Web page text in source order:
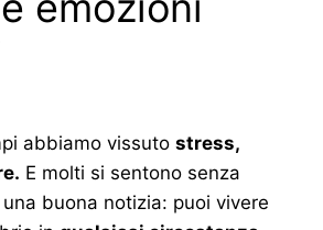
abbiamo vissuto stress,
E molti si sentono senza
una buona notizia: puoi vivere